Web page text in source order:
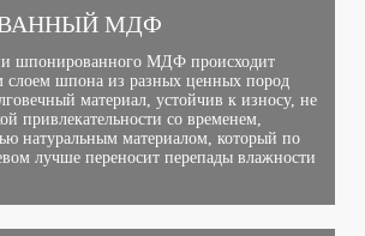
МДФ
шпонированного МДФ происходит
слоем шпона из разных ценных пород
материал, устойчив к износу, не
привлекательности со временем,
натуральным материалом, который по
лучше переносит перепады влажности